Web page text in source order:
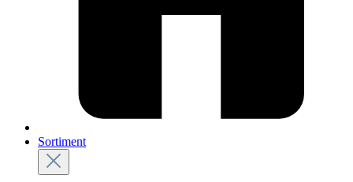
Sortiment